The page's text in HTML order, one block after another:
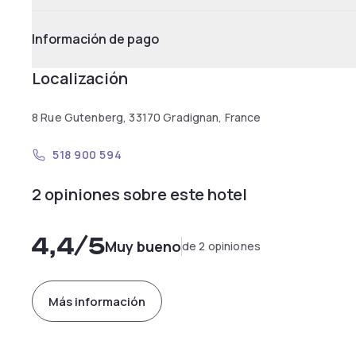
Información de pago
Localización
8 Rue Gutenberg, 33170 Gradignan, France
518 900 594
2 opiniones sobre este hotel
4,4/5Muy buenode 2 opiniones
Más información